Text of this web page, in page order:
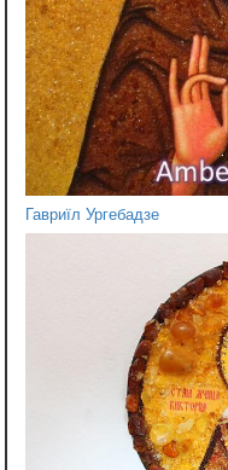
Гавриїл Ургебадзе